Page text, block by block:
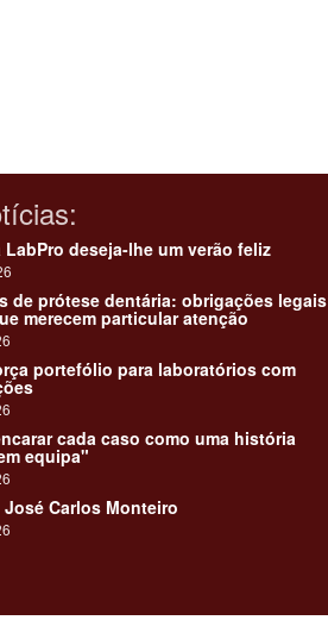
deseja-lhe um verão feliz
de prótese dentária: obrigações legais
merecem particular atenção
portefólio para laboratórios com
cada caso como uma história
equipa"
José Carlos Monteiro